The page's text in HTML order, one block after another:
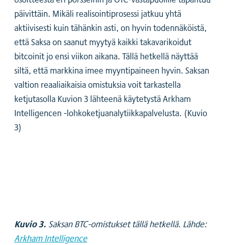
päivittäin. Mikäli realisointiprosessi jatkuu yhtä
aktiivisesti kuin tähänkin asti, on hyvin todennäköistä,
että Saksa on saanut myytyä kaikki takavarikoidut
bitcoinit jo ensi viikon aikana. Tällä hetkellä näyttää
siltä, että markkina imee myyntipaineen hyvin. Saksan
valtion reaaliaikaisia omistuksia voit tarkastella
ketjutasolla Kuvion 3 lähteenä käytetystä Arkham
Intelligencen -lohkoketjuanalytiikkapalvelusta. (Kuvio
3)
Kuvio 3. Saksan BTC-omistukset tällä hetkellä. Lähde:
Arkham Intelligence